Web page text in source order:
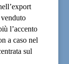
l’accento
a caso nel
sul